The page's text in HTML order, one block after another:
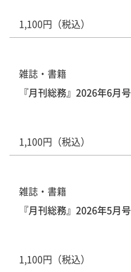
1,100円（税込）
雑誌・書籍
『月刊総務』2026年6月号
1,100円（税込）
雑誌・書籍
『月刊総務』2026年5月号
1,100円（税込）